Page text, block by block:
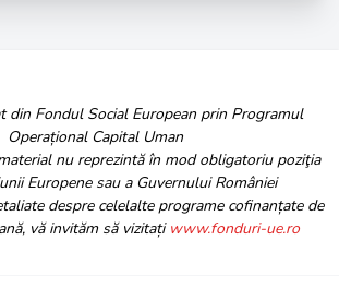
din Fondul Social European prin Programul
Operațional Capital Uman
nu reprezintă în mod obligatoriu poziţia
Europene sau a Guvernului României
despre celelalte programe cofinanțate de
vă invităm să vizitați www.fonduri-ue.ro